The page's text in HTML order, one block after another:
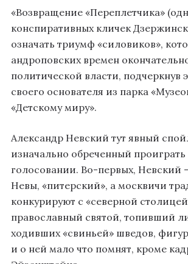
«Возвращение «Переплетчика»
конспиративных кличек
означать триумф «силовиков»,
андроповских времен
политической власти, подчеркнув
своего основателя из парка
«Детскому миру».
Александр Невский тут явный
изначально обреченный проиграть
голосовании. Во-первых, Невский
Невы, «питерский», а москвичи
конкурируют с «северной
православный святой, топивший
ходивших «свиньей» шведов,
и о ней мало что помнят, кроме